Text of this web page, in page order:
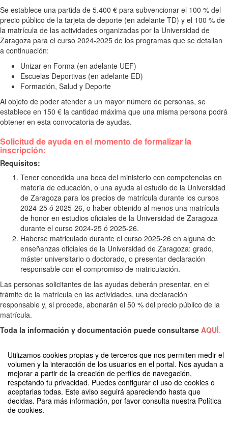
Utilizamos cookies propias y de terceros que nos permiten medir el
volumen y la interacción de los usuarios en el portal. Nos ayudan a
mejorar a partir de la creación de perfiles de navegación,
respetando tu privacidad. Puedes configurar el uso de cookies o
aceptarlas todas. Este aviso seguirá apareciendo hasta que
decidas. Para más información, por favor consulta nuestra Política
de cookies.
Se establece una partida de 5.400 € para subvencionar el 100 % del
precio público de la tarjeta de deporte (en adelante TD) y el 100 % de
la matrícula de las actividades organizadas por la Universidad de
Zaragoza para el curso 2024-2025 de los programas que se detallan
a continuación:
Unizar en Forma (en adelante UEF)
Escuelas Deportivas (en adelante ED)
Formación, Salud y Deporte
Al objeto de poder atender a un mayor número de personas, se
establece en 150 € la cantidad máxima que una misma persona podrá
obtener en esta convocatoria de ayudas.
Solicitud de ayuda en el momento de formalizar la
inscripción:
Requisitos:
Tener concedida una beca del ministerio con competencias en
materia de educación, o una ayuda al estudio de la Universidad
de Zaragoza para los precios de matrícula durante los cursos
2024-25 ó 2025-26, o haber obtenido al menos una matrícula
de honor en estudios oficiales de la Universidad de Zaragoza
durante el curso 2024-25 ó 2025-26.
Haberse matriculado durante el curso 2025-26 en alguna de
enseñanzas oficiales de la Universidad de Zaragoza: grado,
máster universitario o doctorado, o presentar declaración
responsable con el compromiso de matriculación.
Las personas solicitantes de las ayudas deberán presentar, en el
trámite de la matrícula en las actividades, una declaración
responsable y, si procede, abonarán el 50 % del precio público de la
matrícula.
Toda la información y documentación puede consultarse AQUÍ.
Matriculación Escuelas Deportivas 1C - 2025-26 ZA-HU-TE